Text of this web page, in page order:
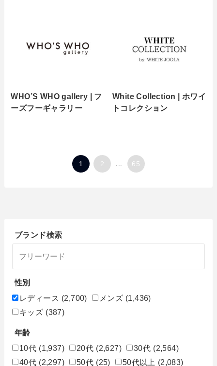
WHO’S WHO gallery | フ
ーズフーギャラリー
White Collection | ホワイ
トコレクション
1 2 ... 65
ブランド検索
性別
レディース (2,700) メンズ (1,436)
キッズ (387)
年齢
10代 (1,937) 20代 (2,627) 30代 (2,564)
40代 (2,297) 50代 (25) 50代以上 (2,083)